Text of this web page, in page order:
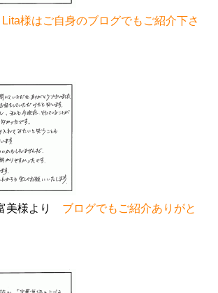
Lita様はご自身のブログでもご紹介下さ
美様より ブログでもご紹介ありがと